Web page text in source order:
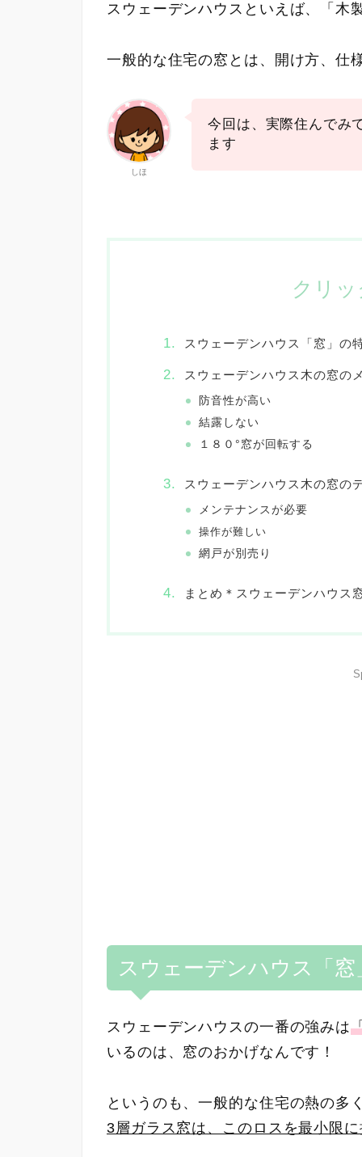
スウェーデンハウスといえば、「木
一般的な住宅の窓とは、開け方、仕
しほ
今回は、実際住んでみ
ます
クリ
スウェーデンハウス「窓」の
スウェーデンハウス木の窓の
防音性が高い
結露しない
１８０°窓が回転する
スウェーデンハウス木の窓の
メンテナンスが必要
操作が難しい
網戸が別売り
まとめ＊スウェーデンハウス
スウェーデンハウス「窓
スウェーデンハウスの一番の強みは
いるのは、窓のおかげなんです！
というのも、一般的な住宅の熱の多
3層ガラス窓は、このロスを最小限